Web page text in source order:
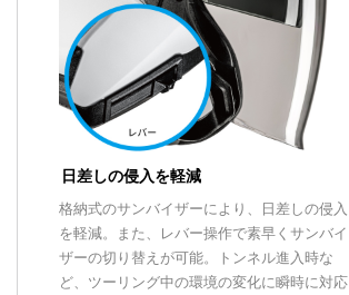
日差しの侵入を軽減
格納式のサンバイザーにより、日差しの侵入
を軽減。また、レバー操作で素早くサンバイ
ザーの切り替えが可能。トンネル進入時な
ど、ツーリング中の環境の変化に瞬時に対応